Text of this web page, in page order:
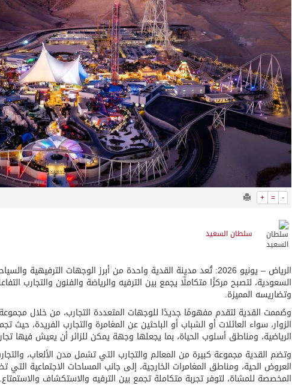
+ = -
سلطان السعيد
الرياض – يونيو 2026: تُعد مدينة القدية واحدة من أبرز الوجهات
السعودية، لتصبح مركزًا متكاملًا يجمع بين الترفيه والرياضة والفنون والتجارب
وتضاريسه المميزة.
وصُممت القدية لتقدم مفهومًا جديدًا للوجهات المتعددة التجارب، من خلال
الزوار، سواء العائلات أو الشباب أو الباحثين عن المغامرة والتجارب الفريدة، حيث
الرياضية، ومناطق أسلوب الحياة، بما يجعلها وجهة يمكن للزائر أن يعيش فيها
وتضم القدية مجموعة كبيرة من المعالم والتجارب التي تشمل مدن الألعاب،
العروض الحية، ومناطق المغامرات الخارجية، إلى جانب المساحات الاجتماعية
المخصصة للمشاة، لتوفر تجربة متكاملة تجمع بين الترفيه والاستكشاف والاستمتاع.